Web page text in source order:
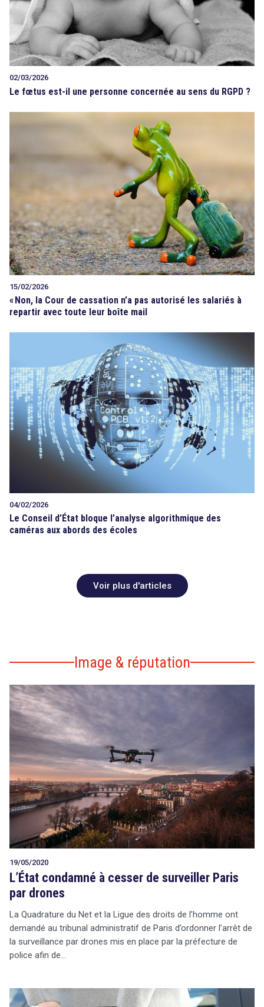
02/03/2026
Le fœtus est-il une personne concernée au sens du RGPD ?
15/02/2026
« Non, la Cour de cassation n’a pas autorisé les salariés à
repartir avec toute leur boîte mail
04/02/2026
Le Conseil d’État bloque l’analyse algorithmique des
caméras aux abords des écoles
Voir plus d'articles
Image & réputation
19/05/2020
L’État condamné à cesser de surveiller Paris
par drones
La Quadrature du Net et la Ligue des droits de l’homme ont
demandé au tribunal administratif de Paris d’ordonner l’arrêt de
la surveillance par drones mis en place par la préfecture de
police afin de…